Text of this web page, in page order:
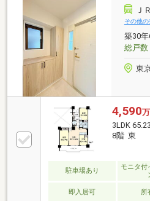
ていなくて大丈夫まずは
い！お問い合わせは【
6012】まで
Ｊ
その他の
築30
総戸数
東
4,590
3LDK
8階 東
駐車場あり
モニタ付
即入居可 所